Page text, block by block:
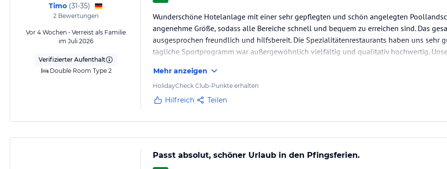
Timo (31-35)
2 Bewertungen
Vor 4 Wochen • Verreist als Familie
im Juli 2026
Verifizierter Aufenthalt
Double Room Type 2
Wunderschöne Hotelanlage mit einer sehr gepflegten und schön angelegten
angenehme Größe, sodass alle Bereiche schnell und bequem zu erreichen sind. Das
ausgesprochen freundlich und hilfsbereit. Die Spezialitätenrestaurants haben uns sehr
tägliche Sportprogramm war außergewöhnlich vielfältig und qualitativ hochwertig.
Mehr anzeigen
HolidayCheck Club-Punkte erhalten
Hilfreich Teilen
Passt absolut, schöner Urlaub in den Pfingsferien.